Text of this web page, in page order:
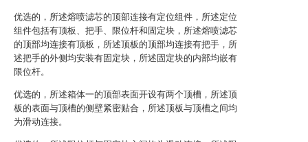
优选的，所述熔喷滤芯的顶部连接有定位组件，所述定位
组件包括有顶板、把手、限位杆和固定块，所述熔喷滤芯
的顶部均连接有顶板，所述顶板的顶部均连接有把手，所
述把手的外侧均安装有固定块，所述固定块的内部均嵌有
限位杆。
优选的，所述箱体一的顶部表面开设有两个顶槽，所述顶
板的表面与顶槽的侧壁紧密贴合，所述顶板与顶槽之间均
为滑动连接。